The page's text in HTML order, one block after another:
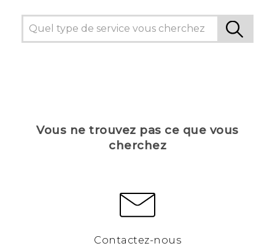
Vous ne trouvez pas ce que vous
cherchez
Contactez-nous